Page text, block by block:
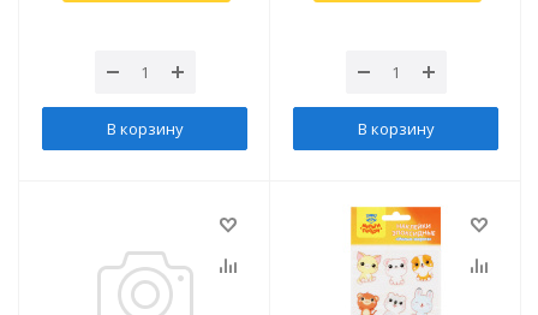
В корзину В корзину